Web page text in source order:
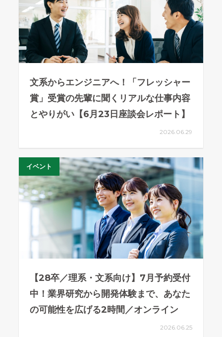
文系からエンジニアへ！「フレッシャー
賞」受賞の先輩に聞くリアルな仕事内容
とやりがい【6月23日座談会レポート】
2026.06.29
イベント
【28卒／理系・文系向け】7月予約受付
中！業界研究から開発体験まで、あなた
の可能性を広げる2時間／オンライン
2026.06.25